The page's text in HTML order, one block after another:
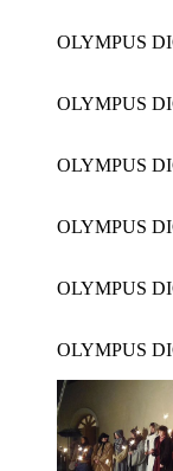
OLYMPUS
OLYMPUS
OLYMPUS
OLYMPUS
OLYMPUS
OLYMPUS